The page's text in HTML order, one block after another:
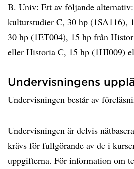
B. Univ: Ett av följande
kulturstudier C, 30 hp (1SA116),
30 hp (1ET004), 15 hp från
eller Historia C, 15 hp (1HI009)
Undervisningens
Undervisningen består av
Undervisningen är delvis
krävs för fullgörande av de i
uppgifterna. För information om